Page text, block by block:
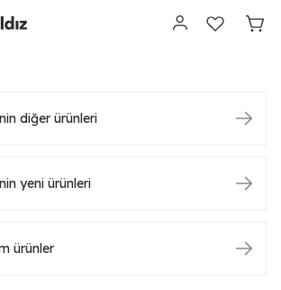
diğer ürünleri
yeni ürünleri
ürünler